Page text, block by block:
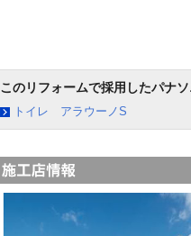
このリフォームで採用したパナ
トイレ アラウーノS